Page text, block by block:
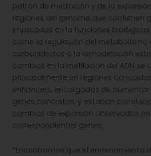
patrón de metilación y de la
regiones del genoma que contienen
implicados en la funciones
como la regulación del metabolismo
carbohidratos o la remodelación
cambios en la metilación del ADN se
principalmente en regiones
enhancers, encargadas de aumentar
genes concretos, y estaban
cambios de expresión observados en
correspondientes genes.
“Encontramos que el entrenamiento